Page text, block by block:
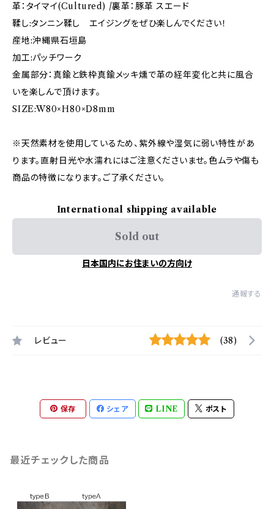
革：タイマイ(Cultured) /裏革：豚革 スエード
鞣し:タンニン鞣し エイジングをぜひ楽しんでください！
産地:沖縄県石垣島
加工:パッチワーク
金属部分：真鍮と鉄枠真鍮メッキ燻で革の経年変化と共に風合
いを楽しんで頂けます。
SIZE:W80×H80×D8mm
※天然素材を使用しているため、紫外線や湿気に弱い特性があ
ります。直射日光や水濡れにはご注意くださいませ。色ムラや傷も
商品の特徴になります。ご了承ください。
International shipping available
Sold out
日本国内にお住まいの方向け
通報する
レビュー (38)
保存 シェア LINE ポスト
最近チェックした商品